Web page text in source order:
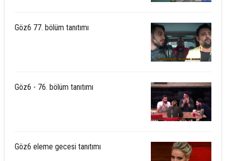
Göz6 77. bölüm tanıtımı
Göz6 - 76. bölüm tanıtımı
Göz6 eleme gecesi tanıtımı